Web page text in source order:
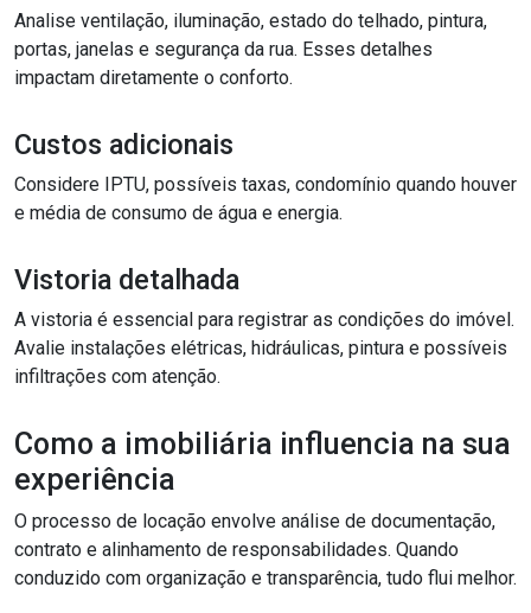
Analise ventilação, iluminação, estado do telhado, pintura,
portas, janelas e segurança da rua. Esses detalhes
impactam diretamente o conforto.
Custos adicionais
Considere IPTU, possíveis taxas, condomínio quando houver
e média de consumo de água e energia.
Vistoria detalhada
A vistoria é essencial para registrar as condições do imóvel.
Avalie instalações elétricas, hidráulicas, pintura e possíveis
infiltrações com atenção.
Como a imobiliária influencia na sua
experiência
O processo de locação envolve análise de documentação,
contrato e alinhamento de responsabilidades. Quando
conduzido com organização e transparência, tudo flui melhor.